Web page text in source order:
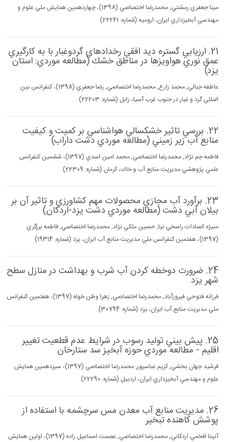
مينا جعفري رمشتي, محمدرضا اختصاصي (1398)، چهاردهمين همايش ملي علوم و
مهندسي آبخيزداري ايران، اروميه (شماره: 22261)
21. ارزيابي گستره ديد افقي رخدادهاي گردوغبار با به كارگيري
عمق نوري هواويزها در مناطق خشك (مطالعه موردي: استان
يزد)
عاطفه جبالي, محمد زارع, محمدرضا اختصاصي, رضا جعفري (1398)، كنفرانس بين
المللي گرد و غبار در جنوب غرب آسيا، زابل (شماره: 22203)
22. بررسي تاثير خشكسالي هواشناسي بر كميت و كيفيت
منابع آب زير زميني (مطالعه موردي دشت داراب)
فاطمه جم نژاد, محمدرضا اختصاصي, محمد امين اسدي (1397)، ششمين كنفرانس
علمي پژوهشي مديريت منابع آب و خاك، كرمان (شماره: 22309)
23. برآورد آب مجازي محصولات مهم كشاورزي و تاثير آن بر
بيلان آبي دشت (مطالعه موردي دشت يزد-اردكان)
منيژه السادات راسخي نيا, حسين ملكي نژاد, محمدرضا اختصاصي, فاطمه برزگري
(1397)، هفتمين كنفرانس ملي مديريت منابع آب ايران، يزد (شماره: 19314)
24. ضرورت دوخطه كردن آب شرب و بهداشت در منازل سطح
شهر يزد
فرزانه فتوحي فيروزآباد, محمدرضا اختصاصي, زهرا وطن خواه (1397)، هفتمين كنفرانس
ملي مديريت منابع آب ايران، يزد (شماره: 30794)
25. پيش بيني توليد رسوب در شرايط عدم قطعيت تغيير
اقليم - مطالعه موردي حوزه آبخيز سد ستارخان
فرشيد جهان بخشي, كريم عباسپور, محمدرضا اختصاصي (1397)، سيزدهمين همايش
علوم و مهندسي آبخيزداري ايران، اردبيل (شماره: 22290)
26. مديريت منابع آب معدن مس سرچشمه با استفاده از
پوشش كاهنده تبخير
آنيتا افخمي اردكاني, محمدرضا اختصاصي, عصمت اسماعيل زاده (1397)، اولين همايش